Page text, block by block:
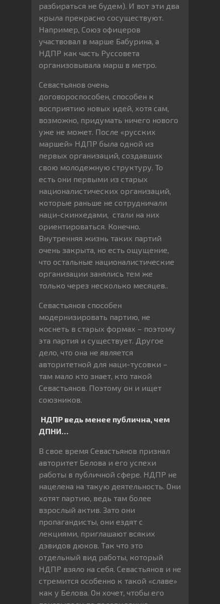
разбираться не будем). И вот эти два
крыла прекрасно сосуществуют.
Например, Союз офицеров
участвовал в марше Бабурина, а
НДПР как часть Руссовета
организовывала марш в метро.
Севастьянов очень
договороспособен, способен к
восприятию новых идей, хотя сам,
возможно, придумать ничего нового
уже не может. После «русских
маршей» НДПР была одной из
первых организаций, создавших
свою молодежную структуру. То
есть они первыми из старых
националистических организаций,
которые раньше не сотрудничали
наци-скинхедами, стали на них
ориентироваться. Конечно.
Внутренняя жизнь таких партий
очень закрыта, но есть ощущение,
что остальные националистические
организации занялись тем же
только через несколько месяцев..
Севастьянов способен
модернизировать партию, не
коснеть в старых формах – поэтому
эта партия и существует. Другое
дело, что она не является
авторитетной для наци-тусовки –
там мало кто знает, кто такой
Севастьянов. Поэтому он и ищет
союзников.
НДПР ведь менее публична, чем
ДПНИ…
В свое время Севастьянов признал
авторитет Белова и его успехи
работы в публичной сфере. НДПР не
нацелена на такую деятельность. Они
хотят партию, ведь там более
взрослый актив. Зато они
пропагандисты, они ездят с
лекциями, приглашают всяких
дэвидов дюков. Так что это
отдельный вид работы, который
НДПР взяло на себя. Севастьянов и не
стремится особенно к такой «славе»
как у Белова. Он хочет, чтобы его